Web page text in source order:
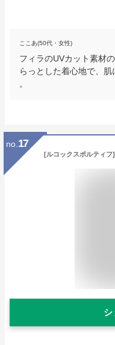
ここあ(50代・女性)
フィラのUVカット素材
らっとした着心地で、
。
no. 17
シ